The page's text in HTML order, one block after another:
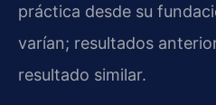
práctica desde su
varían; resultados
resultado similar.